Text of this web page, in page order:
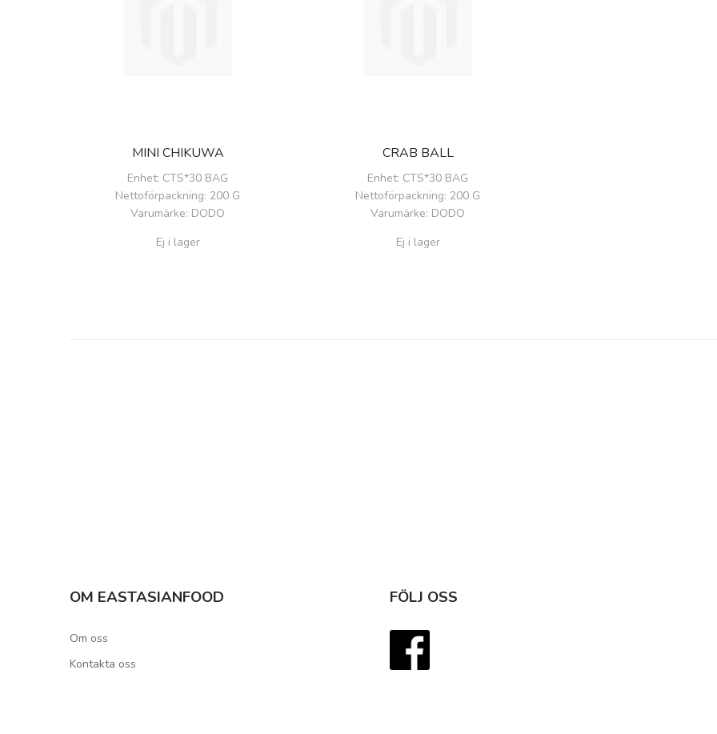
MINI CHIKUWA
Enhet: CTS*30 BAG
Nettoförpackning: 200 G
Varumärke: DODO
Ej i lager
CRAB BALL
Enhet: CTS*30 BAG
Nettoförpackning: 200 G
Varumärke: DODO
Ej i lager
OM EASTASIANFOOD
Om oss
Kontakta oss
FÖLJ OSS